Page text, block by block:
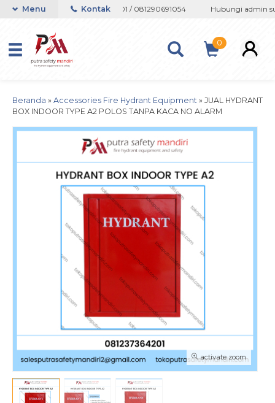
/ 081237364201 / 081290691054 Hubungi admin
Menu Kontak
0
Beranda » Accessories Fire Hydrant Equipment » JUAL HYDRANT
BOX INDOOR TYPE A2 POLOS TANPA KACA NO ALARM
activate zoom